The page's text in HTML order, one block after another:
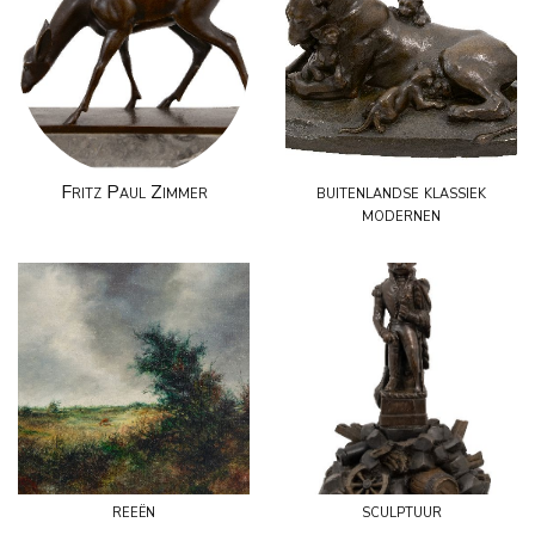
Fritz Paul Zimmer
buitenlandse klassiek
modernen
reeën sculptuur